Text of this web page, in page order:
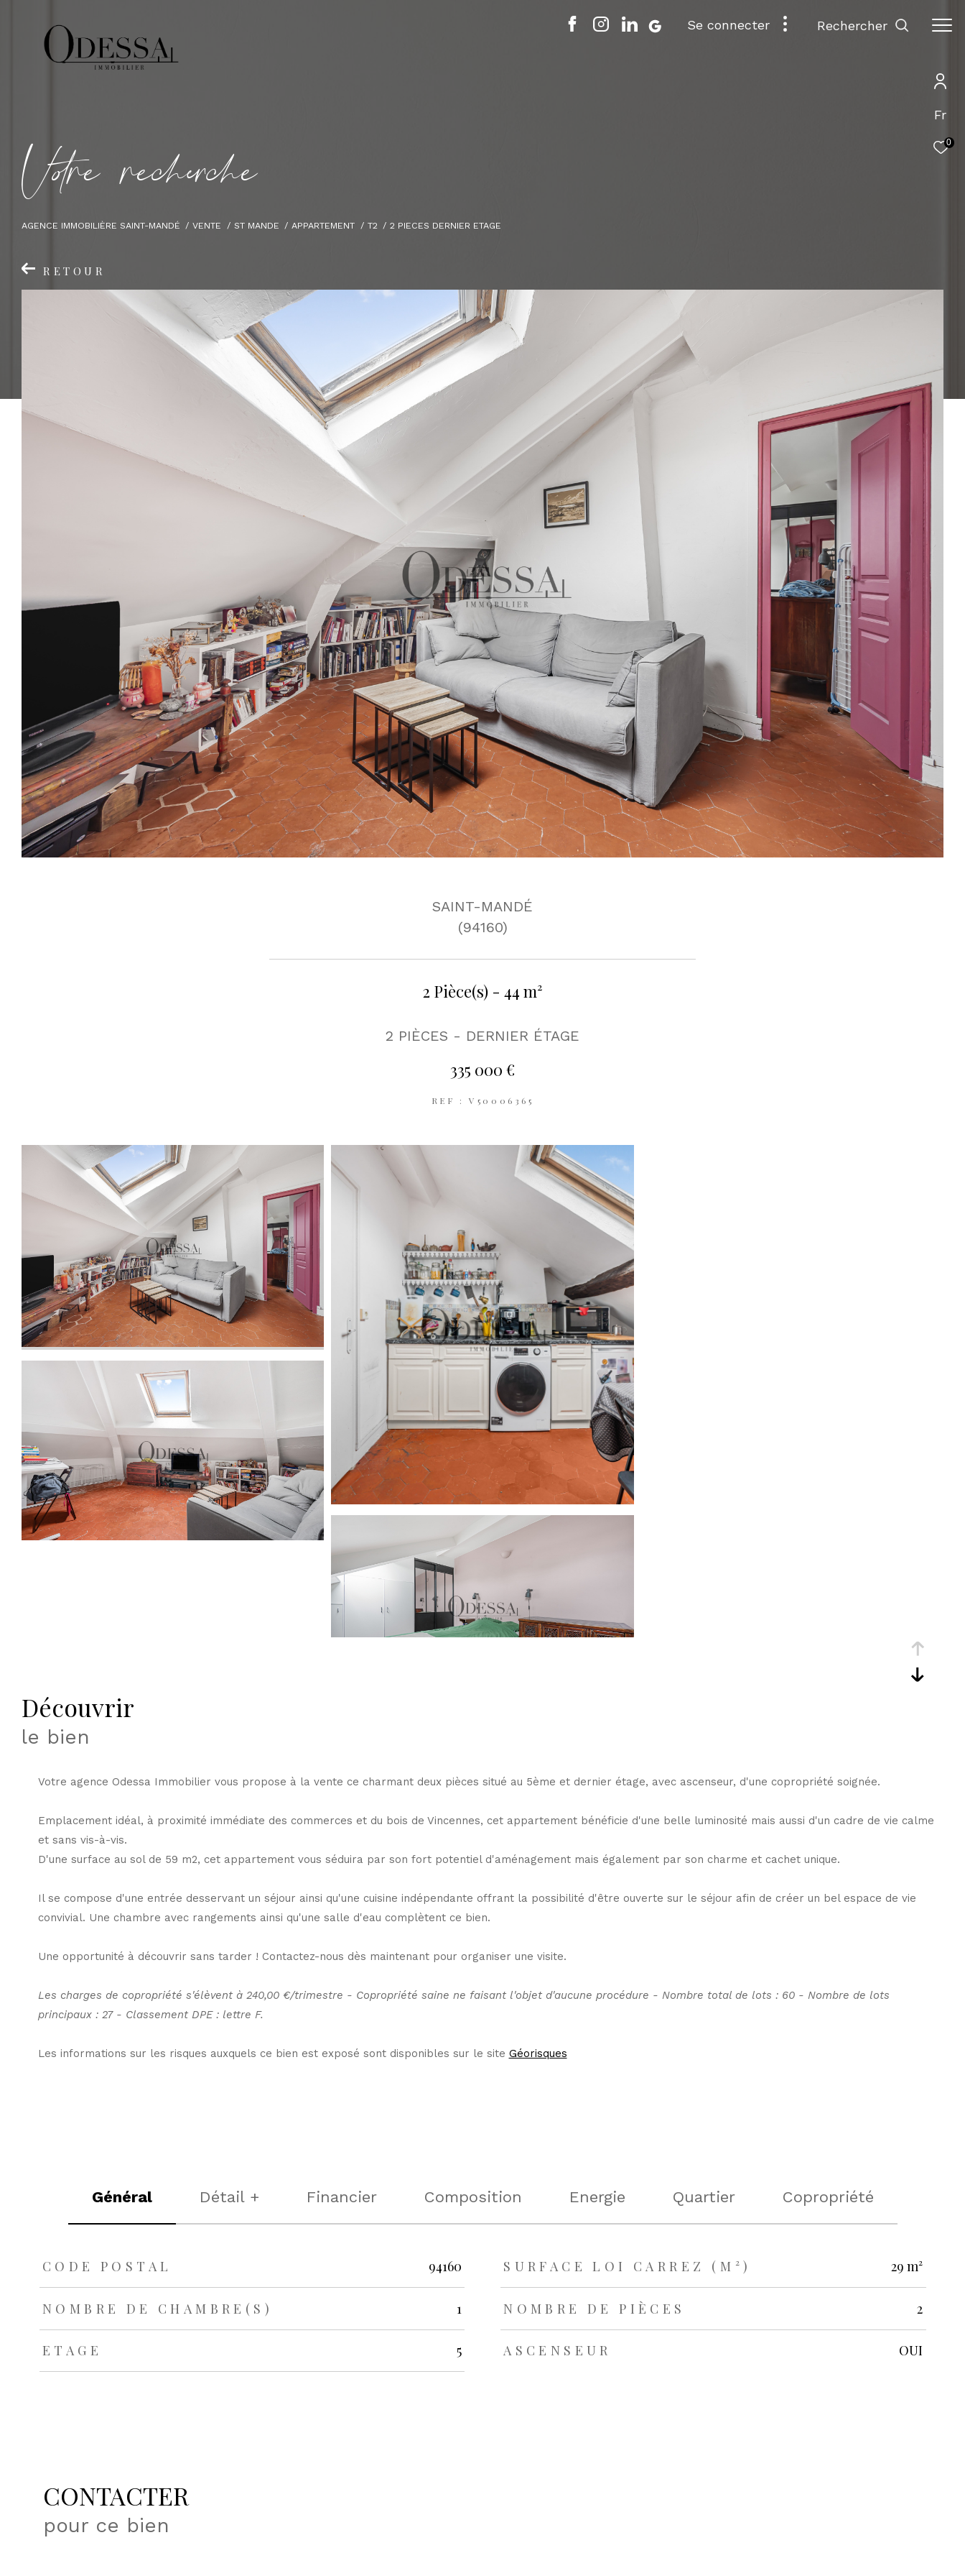
Fr
0
se connecter rechercher
Vore recece
AGENCE IMMOBILIÈRE SAINT-MANDÉ VENTE ST MANDE APPARTEMENT T2 2 PIECES DERNIER ETAGE
RETOUR
SAINT-MANDÉ
(94160)
2 Pièce(s) - 44 m²
2 PIÈCES - DERNIER ÉTAGE
335 000 €
REF : V50006365
découvrir
le bien
Votre agence Odessa Immobilier vous propose à la vente ce charmant deux pièces situé au 5ème et dernier étage, avec ascenseur, d'une copropriété soignée.
Emplacement idéal, à proximité immédiate des commerces et du bois de Vincennes, cet appartement bénéficie d'une belle luminosité mais aussi d'un cadre de vie calme
et sans vis-à-vis.
D'une surface au sol de 59 m2, cet appartement vous séduira par son fort potentiel d'aménagement mais également par son charme et cachet unique.
Il se compose d'une entrée desservant un séjour ainsi qu'une cuisine indépendante offrant la possibilité d'être ouverte sur le séjour afin de créer un bel espace de vie
convivial. Une chambre avec rangements ainsi qu'une salle d'eau complètent ce bien.
Une opportunité à découvrir sans tarder ! Contactez-nous dès maintenant pour organiser une visite.
Les charges de copropriété s'élèvent à 240,00 €/trimestre - Copropriété saine ne faisant l'objet d'aucune procédure - Nombre total de lots : 60 - Nombre de lots
principaux : 27 - Classement DPE : lettre F.
Les informations sur les risques auxquels ce bien est exposé sont disponibles sur le site Géorisques
Général Détail + Financier Composition Energie Quartier Copropriété
TRAD_ZEPHYR_Caracteristique
CODE POSTAL 94160 SURFACE LOI CARREZ (M²) 29 m²
NOMBRE DE CHAMBRE(S) 1 NOMBRE DE PIÈCES 2
ETAGE 5 ASCENSEUR OUI
CONTACTER
pour ce bien